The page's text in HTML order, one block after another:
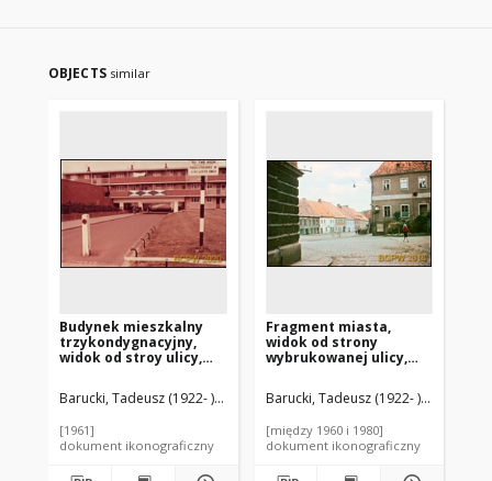
OBJECTS similar
Budynek mieszkalny
trzykondygnacyjny,
widok od stroy ulicy,
Brytania
Barucki, Tadeusz (1922- ). Fotograf
[1961]
dokument ikonograficzny
Fragment miasta,
widok od strony
wybrukowanej ulicy,
Barucki, Tadeusz (1922- ). Fotograf
[między 1960 i 1980]
dokument ikonograficzny